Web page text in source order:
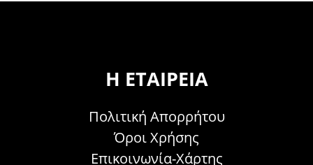
Η ΕΤΑΙΡΕΊΑ
Πολιτική Απορρήτου
Όροι Χρήσης
Επικοινωνία-Χάρτης